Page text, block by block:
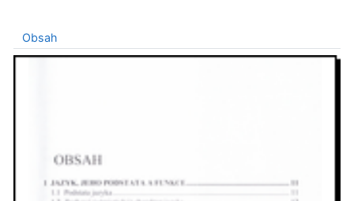
Obsah